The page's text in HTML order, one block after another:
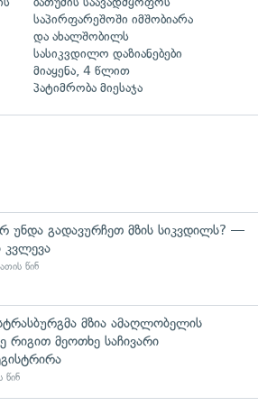
საპირფარეშოში იმშობიარა
და ახალშობილს
სასიკვდილო დაზიანებები
მიაყენა, 4 წლით
პატიმრობა მიესაჯა
უნდა გადავურჩეთ მზის სიკვდილს? —
კვლევა
წინ
მზია ამაღლობელის
რიგით მეოთხე საჩივარი
წინ